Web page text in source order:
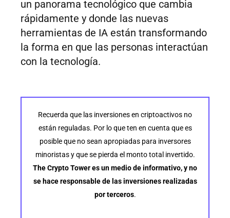
un panorama tecnológico que cambia
rápidamente y donde las nuevas
herramientas de IA están transformando
la forma en que las personas interactúan
con la tecnología.
Recuerda que las inversiones en criptoactivos no
están reguladas. Por lo que ten en cuenta que es
posible que no sean apropiadas para inversores
minoristas y que se pierda el monto total invertido.
The Crypto Tower es un medio de informativo, y no
se hace responsable de las inversiones realizadas
por terceros.